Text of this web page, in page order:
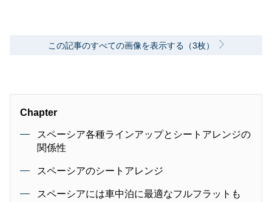
この記事のすべての画像を表示する（3枚）
Chapter
スペーシア各種ラインアップとシートアレンジの
関係性
スペーシアのシートアレンジ
スペーシアには車中泊に最適なフルフラットも